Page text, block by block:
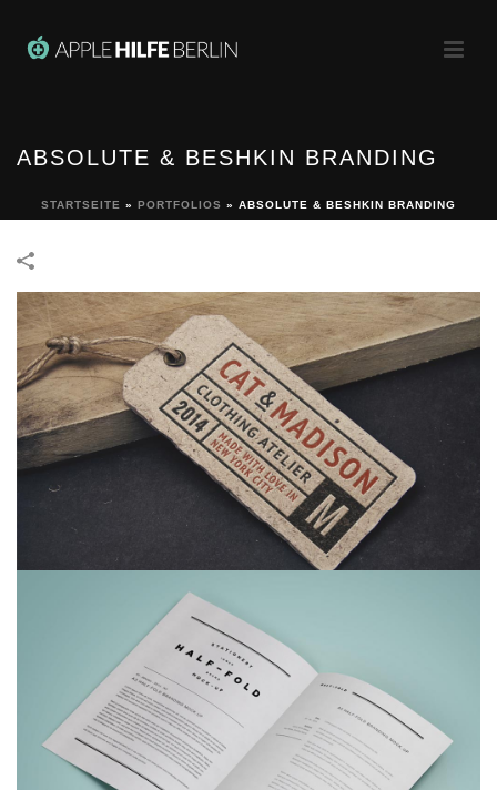
ABSOLUTE & BESHKIN BRANDING
STARTSEITE » PORTFOLIOS » ABSOLUTE & BESHKIN BRANDING